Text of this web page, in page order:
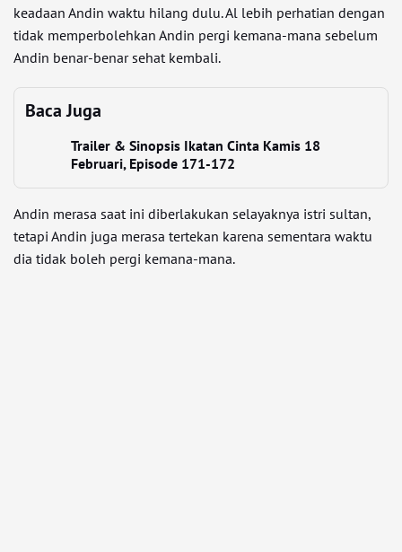
keadaan Andin waktu hilang dulu. Al lebih perhatian dengan
tidak memperbolehkan Andin pergi kemana-mana sebelum
Andin benar-benar sehat kembali.
Baca Juga
Trailer & Sinopsis Ikatan Cinta Kamis 18
Februari, Episode 171-172
Andin merasa saat ini diberlakukan selayaknya istri sultan,
tetapi Andin juga merasa tertekan karena sementara waktu
dia tidak boleh pergi kemana-mana.